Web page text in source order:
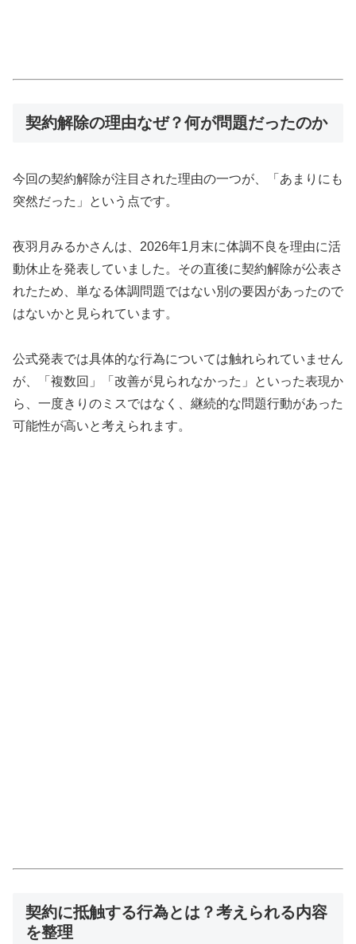
契約解除の理由なぜ？何が問題だったのか
今回の契約解除が注目された理由の一つが、「あまりにも
突然だった」という点です。
夜羽月みるかさんは、2026年1月末に体調不良を理由に活
動休止を発表していました。その直後に契約解除が公表さ
れたため、単なる体調問題ではない別の要因があったので
はないかと見られています。
公式発表では具体的な行為については触れられていません
が、「複数回」「改善が見られなかった」といった表現か
ら、一度きりのミスではなく、継続的な問題行動があった
可能性が高いと考えられます。
契約に抵触する行為とは？考えられる内容
を整理